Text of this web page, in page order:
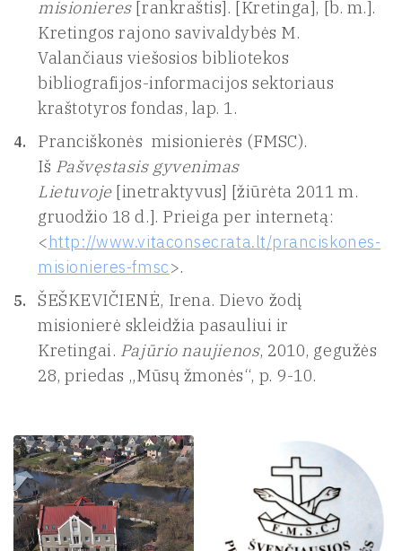
misionieres[rankraštis]. [Kretinga], [b. m.].
Kretingos rajono savivaldybės M.
Valančiaus viešosios bibliotekos
bibliografijos-informacijos sektoriaus
kraštotyros fondas, lap. 1.
Pranciškonės misionierės (FMSC).
Iš Pašvęstasis gyvenimas
Lietuvoje[inetraktyvus] [žiūrėta 2011 m.
gruodžio 18 d.]. Prieiga per internetą:
<http://www.vitaconsecrata.lt/pranciskones-
misionieres-fmsc>.
ŠEŠKEVIČIENĖ, Irena. Dievo žodį
misionierė skleidžia pasauliui ir
Kretingai. Pajūrio naujienos, 2010, gegužės
28, priedas „Mūsų žmonės“, p. 9-10.